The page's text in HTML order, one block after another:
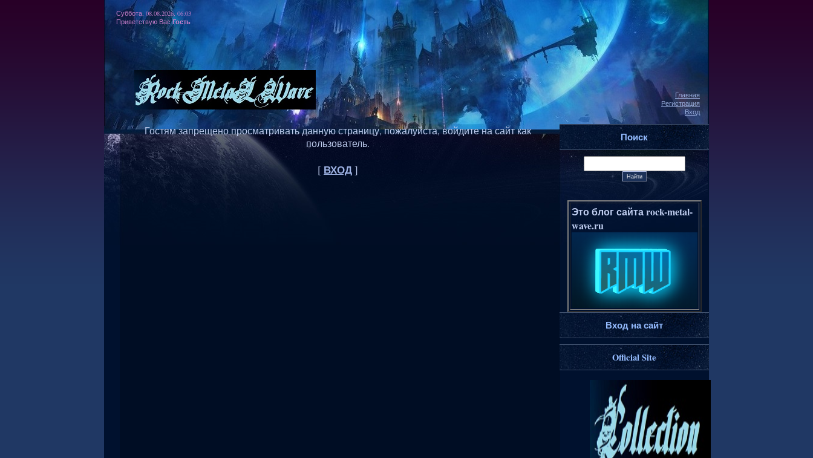
Суббота, 08.08.2026, 06:03
Приветствую Вас Гость
Главная
Регистрация
Вход
Гостям запрещено просматривать данную страницу, пожалуйста, войдите на сайт как
пользователь.
[ ВХОД]
Поиск
Это блог сайта rock-metal-
wave.ru
Вход на сайт
Official Site